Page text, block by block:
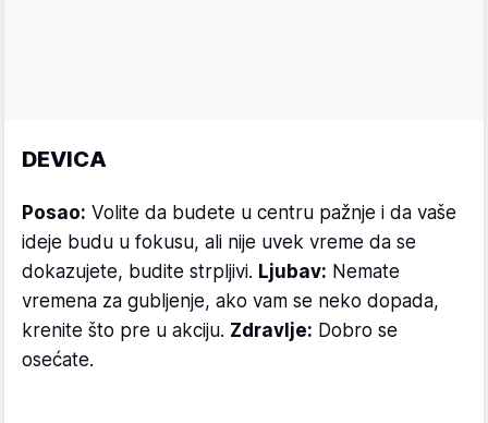
DEVICA
Posao: Volite da budete u centru pažnje i da vaše
ideje budu u fokusu, ali nije uvek vreme da se
dokazujete, budite strpljivi. Ljubav: Nemate
vremena za gubljenje, ako vam se neko dopada,
krenite što pre u akciju. Zdravlje: Dobro se
osećate.